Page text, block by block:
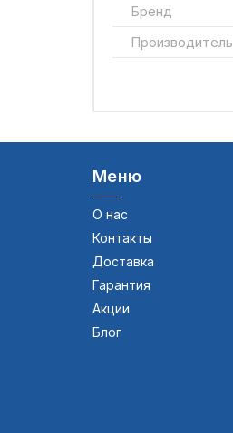
Бренд
Производитель
Меню
О нас
Контакты
Доставка
Гарантия
Акции
Блог